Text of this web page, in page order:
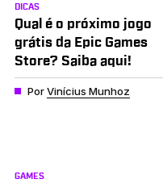
DICAS
Qual é o próximo jogo
grátis da Epic Games
Store? Saiba aqui!
PorVinícius Munhoz
GAMES